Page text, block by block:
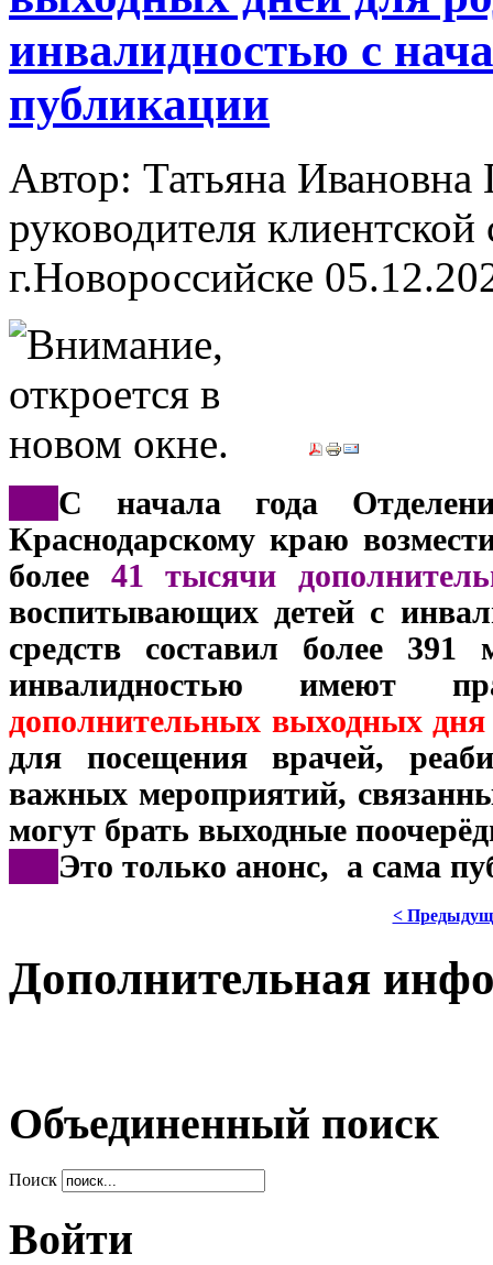
инвалидностью с
публикации
Автор: Татьяна
руководителя
г.Новороссийске
С начала года
Краснодарскому краю
более 41 тысячи
воспитывающих детей с
средств составил более
инвалидностью имеют
дополнительных выходных дня
для посещения врачей,
важных мероприятий,
могут брать выходные
Это только анонс, а сама
<
Дополнительная
Объединенный поиск
Поиск
Войти